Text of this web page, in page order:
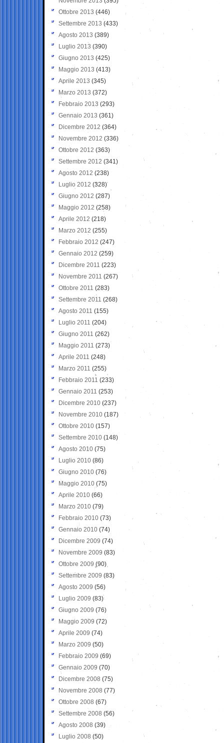
Ottobre 2013 (446)
Settembre 2013 (433)
Agosto 2013 (389)
Luglio 2013 (390)
Giugno 2013 (425)
Maggio 2013 (413)
Aprile 2013 (345)
Marzo 2013 (372)
Febbraio 2013 (293)
Gennaio 2013 (361)
Dicembre 2012 (364)
Novembre 2012 (336)
Ottobre 2012 (363)
Settembre 2012 (341)
Agosto 2012 (238)
Luglio 2012 (328)
Giugno 2012 (287)
Maggio 2012 (258)
Aprile 2012 (218)
Marzo 2012 (255)
Febbraio 2012 (247)
Gennaio 2012 (259)
Dicembre 2011 (223)
Novembre 2011 (267)
Ottobre 2011 (283)
Settembre 2011 (268)
Agosto 2011 (155)
Luglio 2011 (204)
Giugno 2011 (262)
Maggio 2011 (273)
Aprile 2011 (248)
Marzo 2011 (255)
Febbraio 2011 (233)
Gennaio 2011 (253)
Dicembre 2010 (237)
Novembre 2010 (187)
Ottobre 2010 (157)
Settembre 2010 (148)
Agosto 2010 (75)
Luglio 2010 (86)
Giugno 2010 (76)
Maggio 2010 (75)
Aprile 2010 (66)
Marzo 2010 (79)
Febbraio 2010 (73)
Gennaio 2010 (74)
Dicembre 2009 (74)
Novembre 2009 (83)
Ottobre 2009 (90)
Settembre 2009 (83)
Agosto 2009 (56)
Luglio 2009 (83)
Giugno 2009 (76)
Maggio 2009 (72)
Aprile 2009 (74)
Marzo 2009 (50)
Febbraio 2009 (69)
Gennaio 2009 (70)
Dicembre 2008 (75)
Novembre 2008 (77)
Ottobre 2008 (67)
Settembre 2008 (56)
Agosto 2008 (39)
Luglio 2008 (50)